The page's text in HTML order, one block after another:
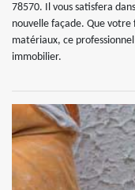
78570. Il vous satisfera
nouvelle façade. Que votre
matériaux, ce
immobilier.